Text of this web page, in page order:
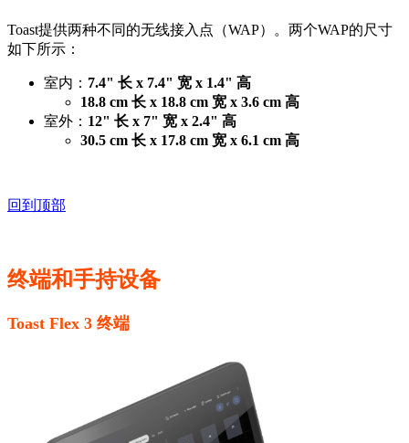
Toast提供两种不同的无线接入点（WAP）。两个WAP的尺寸
如下所示：
室内： 7.4" 长 x 7.4" 宽 x 1.4" 高
18.8 cm 长 x 18.8 cm 宽 x 3.6 cm 高
室外： 12" 长 x 7" 宽 x 2.4" 高
30.5 cm 长 x 17.8 cm 宽 x 6.1 cm 高
回到顶部
终端和手持设备
Toast Flex 3 终端